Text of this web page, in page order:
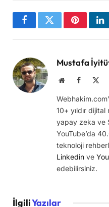
FacebookTwitterPinterest
Mustafa
WebsiteFacebook
10+ yıldır
yapay zeka ve
YouTube’da
teknoloji
Linkedin ve
edebilirsiniz.
İlgiliYazılar